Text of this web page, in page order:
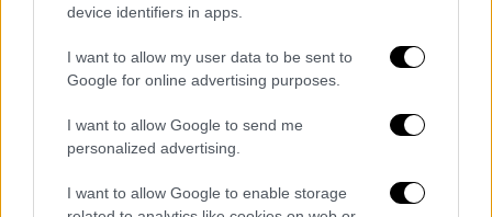
device identifiers in apps.
I want to allow my user data to be sent to
Google for online advertising purposes.
I want to allow Google to send me
personalized advertising.
I want to allow Google to enable storage
Κατά την πρώτη του κατάθεση στις Αρχές,
όπως μεταδίδει η ΕΡΤ,δεν κατονόμασε
δράστες, ούτε έδωσε πληροφορίες για την
πιθανότητα να είχε μαζί τους διαφορές.
τραύματάτου, ωστόσο, είναισοβαράκαι